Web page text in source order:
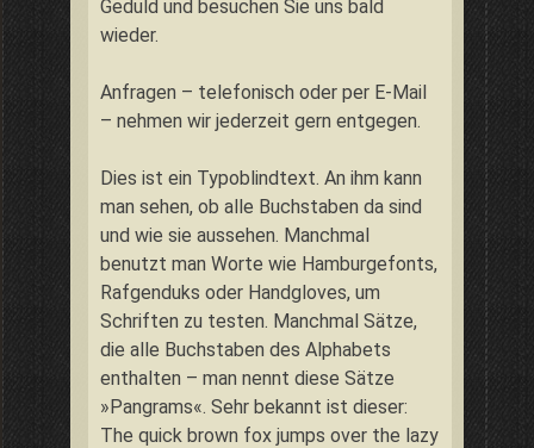
Geduld und besuchen Sie uns bald
wieder.
Anfragen – telefonisch oder per E-Mail
– nehmen wir jederzeit gern entgegen.
Dies ist ein Typoblindtext. An ihm kann
man sehen, ob alle Buchstaben da sind
und wie sie aussehen. Manchmal
benutzt man Worte wie Hamburgefonts,
Rafgenduks oder Handgloves, um
Schriften zu testen. Manchmal Sätze,
die alle Buchstaben des Alphabets
enthalten – man nennt diese Sätze
»Pangrams«. Sehr bekannt ist dieser:
The quick brown fox jumps over the lazy